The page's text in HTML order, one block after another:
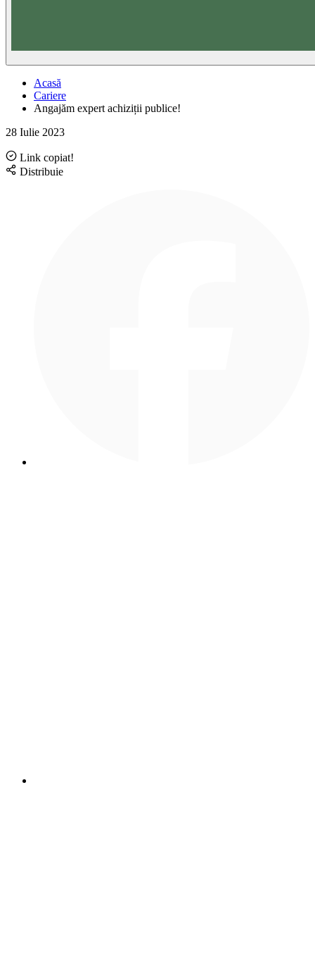
Acasă
Cariere
Angajăm expert achiziții publice!
28 Iulie 2023
Link copiat!
Distribuie